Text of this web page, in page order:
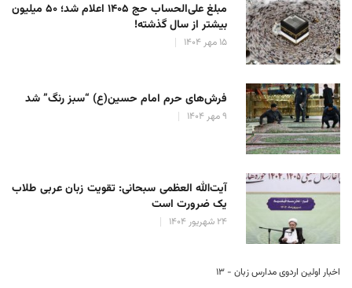
مبلغ علی‌الحساب حج ۱۴۰۵ اعلام شد؛ ۵۰ میلیون
بیشتر از سال گذشته!
۱۵ مهر ۱۴۰۴
فرش‌های حرم امام حسین(ع) “سبز رنگ” شد
۹ مهر ۱۴۰۴
آیت‌الله العظمی سبحانی: تقویت زبان عربی طلاب
یک ضرورت است
۲۴ شهریور ۱۴۰۴
اخبار اولین اردوی مدارس زبان - ۱۳